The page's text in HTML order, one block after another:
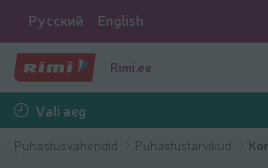
Русский English
Rimi.ee
Vali aeg
Puhastusvahendid Puhastustarvikud